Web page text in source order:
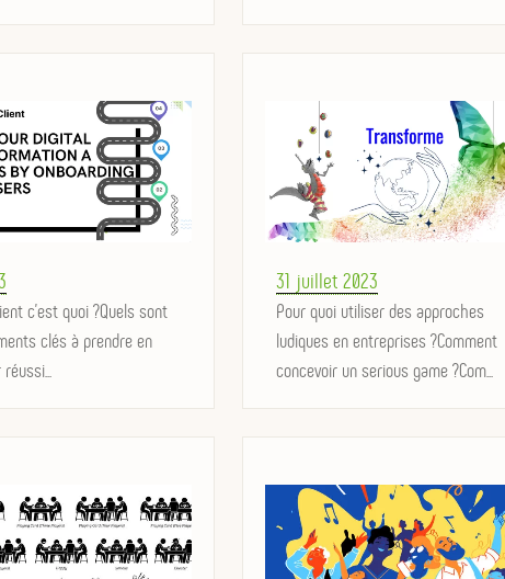
c'est quoi ?Quels sont
clés à prendre en
Posted
on
31 juillet 2023
Pour quoi utiliser des approches
ludiques en entreprises ?Comment
concevoir un serious game ?Com...